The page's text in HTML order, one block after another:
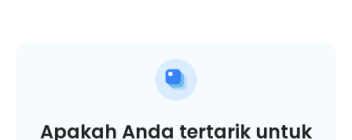
Apakah Anda tertarik untuk